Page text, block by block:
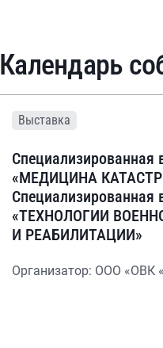
Календарь
Выставка
Специализированная
«МЕДИЦИНА
Специализированная
«ТЕХНОЛОГИИ
И РЕАБИЛИТАЦИИ»
Организатор: ООО «ОВК